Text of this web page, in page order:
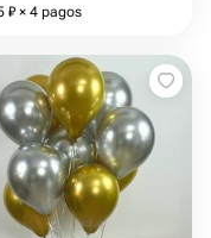
₽ × 4 pagos